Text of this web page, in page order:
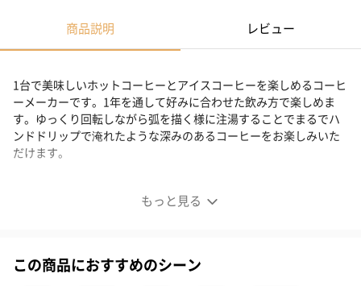
商品説明 レビュー
もっと見る
1台で美味しいホットコーヒーとアイスコーヒーを楽しめるコーヒ
ーメーカーです。1年を通して好みに合わせた飲み方で楽しめま
す。ゆっくり回転しながら弧を描く様に注湯することでまるでハ
ンドドリップで淹れたような深みのあるコーヒーをお楽しみいた
だけます。
HOT＆ICEハンドドリップコーヒーメーカー
この商品におすすめのシーン